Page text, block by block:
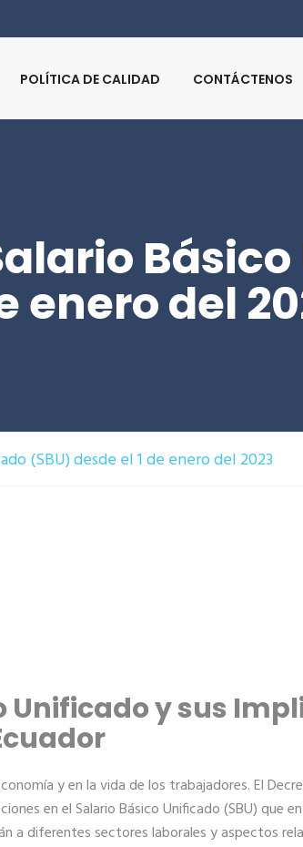
POLÍTICA DE CALIDAD CONTÁCTENOS
enero del
(SBU) desde el 1 de enero del 2023
Unificado y sus
y en la vida de los trabajadores. El
en el Salario Básico Unificado (SBU) que
a diferentes sectores laborales y aspectos